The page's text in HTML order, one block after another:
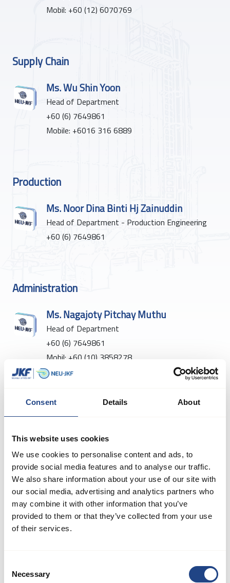
Consent Details About
This website uses cookies
We use cookies to personalise content and ads, to
provide social media features and to analyse our traffic.
We also share information about your use of our site with
our social media, advertising and analytics partners who
may combine it with other information that you’ve
provided to them or that they’ve collected from your use
of their services.
Selection
Necessary
Mobil: +60 (12) 6070769
Supply Chain
Ms. Wu Shin Yoon
Head of Department
+60 (6) 7649861
Mobile: +6016 316 6889
Production
Ms. Noor Dina Binti Hj Zainuddin
Head of Department - Production Engineering
+60 (6) 7649861
Administration
Ms. Nagajoty Pitchay Muthu
Head of Department
+60 (6) 7649861
Mobil: +60 (10) 3858278